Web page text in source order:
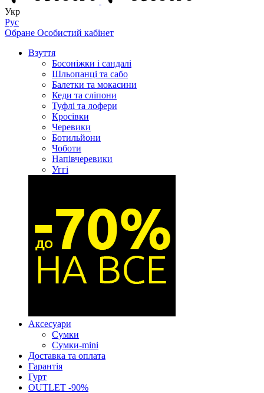
Укр
Рус
Обране Особистий кабінет
Взуття
Босоніжки і сандалі
Шльопанці та сабо
Балетки та мокасини
Кеди та сліпони
Туфлі та лофери
Кросівки
Черевики
Ботильйони
Чоботи
Напівчеревики
Уггі
Аксесуари
Сумки
Сумки-mini
Доставка та оплата
Гарантія
Гурт
OUTLET -90%